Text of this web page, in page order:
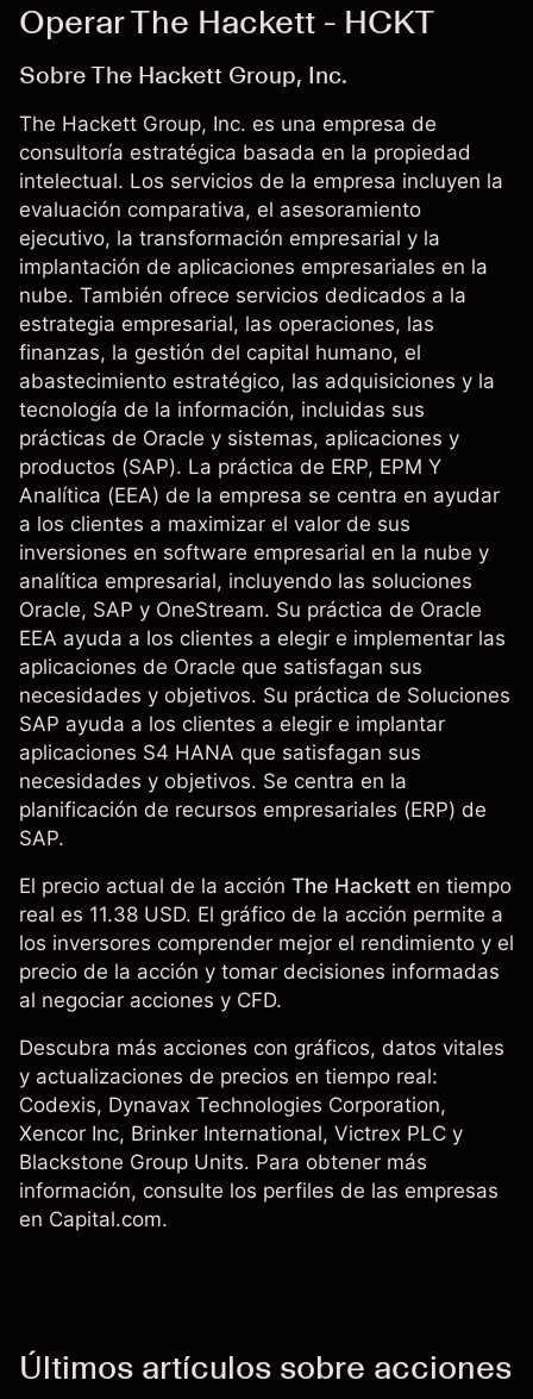
Operar The Hackett - HCKT
Sobre The Hackett Group, Inc.
The Hackett Group, Inc. es una empresa de
consultoría estratégica basada en la propiedad
intelectual. Los servicios de la empresa incluyen la
evaluación comparativa, el asesoramiento
ejecutivo, la transformación empresarial y la
implantación de aplicaciones empresariales en la
nube. También ofrece servicios dedicados a la
estrategia empresarial, las operaciones, las
finanzas, la gestión del capital humano, el
abastecimiento estratégico, las adquisiciones y la
tecnología de la información, incluidas sus
prácticas de Oracle y sistemas, aplicaciones y
productos (SAP). La práctica de ERP, EPM Y
Analítica (EEA) de la empresa se centra en ayudar
a los clientes a maximizar el valor de sus
inversiones en software empresarial en la nube y
analítica empresarial, incluyendo las soluciones
Oracle, SAP y OneStream. Su práctica de Oracle
EEA ayuda a los clientes a elegir e implementar las
aplicaciones de Oracle que satisfagan sus
necesidades y objetivos. Su práctica de Soluciones
SAP ayuda a los clientes a elegir e implantar
aplicaciones S4 HANA que satisfagan sus
necesidades y objetivos. Se centra en la
planificación de recursos empresariales (ERP) de
SAP.
El precio actual de la acción The Hackett en tiempo
real es 11.38 USD. El gráfico de la acción permite a
los inversores comprender mejor el rendimiento y el
precio de la acción y tomar decisiones informadas
al negociar acciones y CFD.
Descubra más acciones con gráficos, datos vitales
y actualizaciones de precios en tiempo real:
Codexis, Dynavax Technologies Corporation,
Xencor Inc, Brinker International, Victrex PLC y
Blackstone Group Units. Para obtener más
información, consulte los perfiles de las empresas
en Capital.com.
Últimos artículos sobre acciones